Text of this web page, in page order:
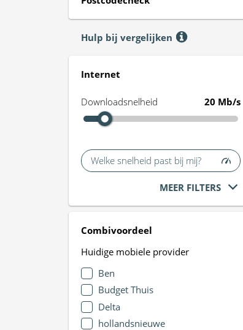
Hulp bij vergelijken
Internet
Downloadsnelheid 20 Mb/s
Welke snelheid past bij mij?
MEER FILTERS
Combivoordeel
Huidige mobiele provider
Ben
Budget Thuis
Delta
hollandsnieuwe